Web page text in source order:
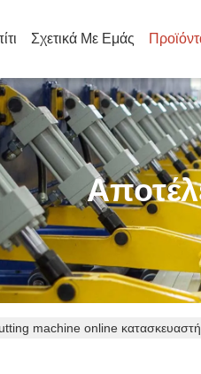
Σχετικά Με Εμάς
machine online